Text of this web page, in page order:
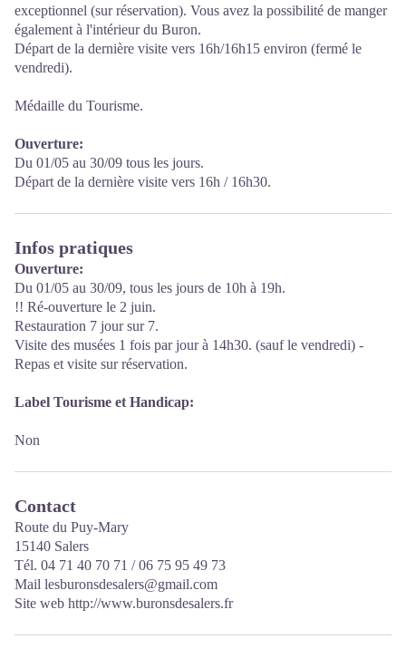
exceptionnel (sur réservation). Vous avez la possibilité de manger
également à l'intérieur du Buron.
Départ de la dernière visite vers 16h/16h15 environ (fermé le
vendredi).
Médaille du Tourisme.
Ouverture:
Du 01/05 au 30/09 tous les jours.
Départ de la dernière visite vers 16h / 16h30.
Infos pratiques
Ouverture:
Du 01/05 au 30/09, tous les jours de 10h à 19h.
!! Ré-ouverture le 2 juin.
Restauration 7 jour sur 7.
Visite des musées 1 fois par jour à 14h30. (sauf le vendredi) -
Repas et visite sur réservation.
Label Tourisme et Handicap:
Non
Contact
Route du Puy-Mary
15140 Salers
Tél. 04 71 40 70 71 / 06 75 95 49 73
Mail lesburonsdesalers@gmail.com
Site web http://www.buronsdesalers.fr